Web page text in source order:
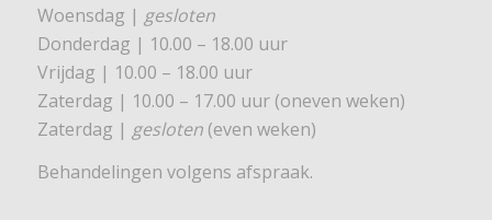
Woensdag | gesloten
Donderdag | 10.00 – 18.00 uur
Vrijdag | 10.00 – 18.00 uur
Zaterdag | 10.00 – 17.00 uur (oneven weken)
Zaterdag | gesloten(even weken)
Behandelingen volgens afspraak.